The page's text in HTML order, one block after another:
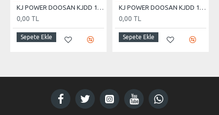
KJ POWER DOOSAN KJDD 1000 KVA OTOMATİK KABİNLİ DİZEL JENERATÖR
0,00 TL
Sepete Ekle
KJ POWER DOOSAN KJDD 170 KVA OTOMATİK KABİNLİ DİZEL JENERATÖR
0,00 TL
Sepete Ekle